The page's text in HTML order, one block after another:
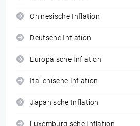
Chinesische Inflation
Deutsche Inflation
Europäische Inflation
Italienische Inflation
Japanische Inflation
Luxemburgische Inflation